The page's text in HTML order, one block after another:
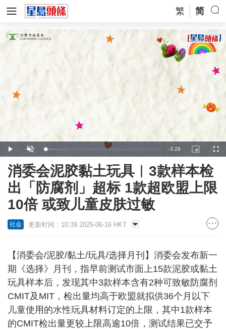
繁 简
Play Unmute Loaded
14.38%
Remaining
Time
-3:28
Picture-
in-
消委会泥胶黏土玩具︱3款样本检
出「防腐剂」超标 1款超欧盟上限
10倍 或致儿童皮肤过敏
社会 更新时间：10:39 2025-06-16 HKT
【消委会/泥胶/黏土/玩具/选择月刊】消委会发布新一
期《选择》月刊，指早前测试市面上15款泥胶或黏土
玩具样本后，发现其中3款样本含有2种可致敏防腐剂
CMIT及MIT，检出量均高于欧盟就拟供36个月以下
儿童使用的水性玩具材料订定的上限，其中1款样本
的CMIT检出量更较上限高逾10倍，测试结果已交予